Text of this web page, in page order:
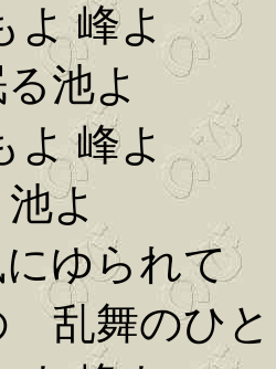
よ 峰よ
池よ
よ 峰よ
よ
ゆられて
乱舞のひ